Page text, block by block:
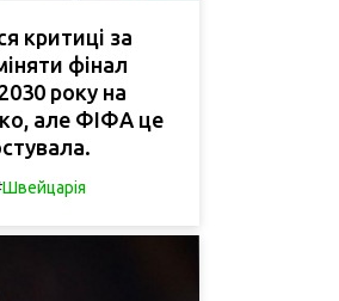
критиці за
фінал
року на
але ФІФА це
Швейцарія